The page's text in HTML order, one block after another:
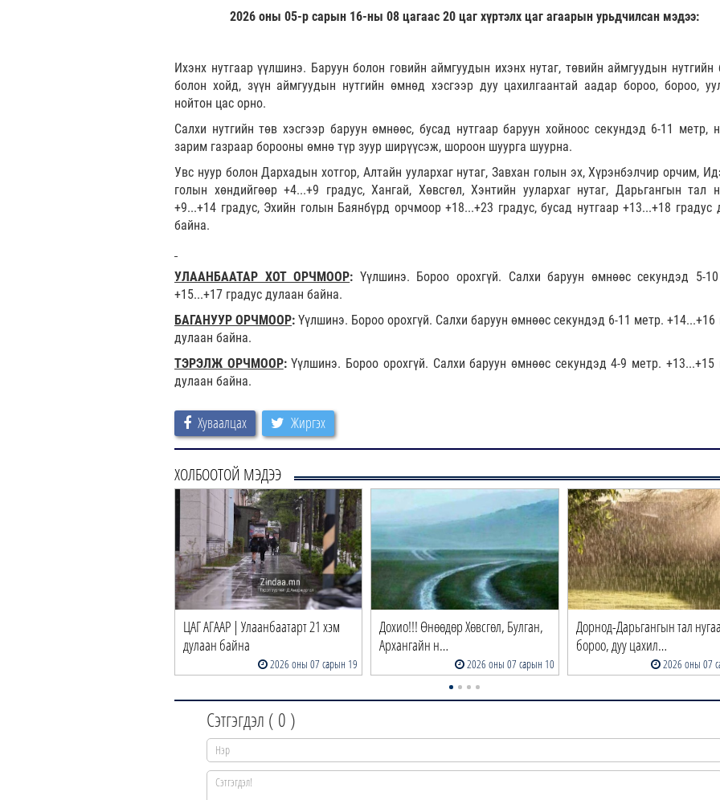
2026 оны 05-р сарын 16-ны 08 цагаас 20 цаг хүртэлх цаг агаарын урьдчилсан мэдээ:
Ихэнх нутгаар үүлшинэ. Баруун болон говийн аймгуудын ихэнх нутаг, төвийн аймгуудын нутгийн
болон хойд, зүүн аймгуудын нутгийн өмнөд хэсгээр дуу цахилгаантай аадар бороо, бороо,
нойтон цас орно.
Салхи нутгийн төв хэсгээр баруун өмнөөс, бусад нутгаар баруун хойноос секундэд 6-11 метр,
зарим газраар борооны өмнө түр зуур ширүүсэж, шороон шуурга шуурна.
Увс нуур болон Дархадын хотгор, Алтайн уулархаг нутаг, Завхан голын эх, Хүрэнбэлчир орчим,
голын хөндийгөөр +4...+9 градус, Хангай, Хөвсгөл, Хэнтийн уулархаг нутаг, Дарьгангын тал
+9...+14 градус, Эхийн голын Баянбүрд орчмоор +18...+23 градус, бусад нутгаар +13...+18 градус
байна.
УЛААНБААТАР ХОТ ОРЧМООР: Үүлшинэ. Бороо орохгүй. Салхи баруун өмнөөс секундэд 5-
+15...+17 градус дулаан байна.
БАГАНУУР ОРЧМООР:Үүлшинэ. Бороо орохгүй. Салхи баруун өмнөөс секундэд 6-11 метр. +14...+16
дулаан байна.
ТЭРЭЛЖ ОРЧМООР:Үүлшинэ. Бороо орохгүй. Салхи баруун өмнөөс секундэд 4-9 метр. +13...+15
дулаан байна.
Хуваалцах Жиргэх
ХОЛБООТОЙ МЭДЭЭ
ЦАГ АГААР | Улаанбаатарт 21 хэм
дулаан байна
2026 оны 07 сарын 19
Дохио!!! Өнөөдөр Хөвсгөл, Булган,
Архангайн н…
2026 оны 07 сарын 10
Дорнод-Дарьгангын тал
бороо, дуу цахил…
2026 оны 07
Сэтгэгдэл ( 0 )